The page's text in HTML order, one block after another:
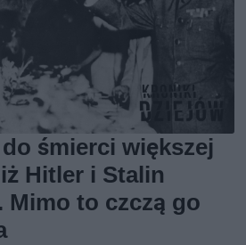
śmierci większej
Hitler i Stalin
Mimo to czczą go